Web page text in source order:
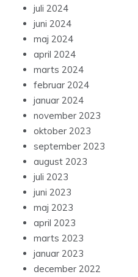
juli 2024
juni 2024
maj 2024
april 2024
marts 2024
februar 2024
januar 2024
november 2023
oktober 2023
september 2023
august 2023
juli 2023
juni 2023
maj 2023
april 2023
marts 2023
januar 2023
december 2022